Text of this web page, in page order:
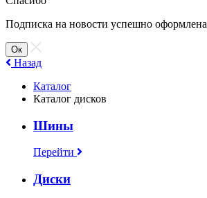
Подписка на новости успешно оформлена
Ок
Назад
Каталог
Каталог дисков
Шины
Перейти
Диски